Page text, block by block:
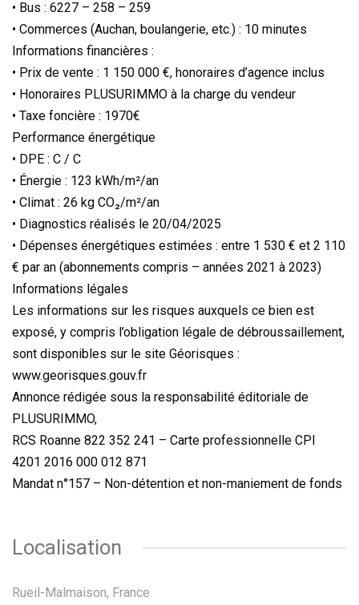
• Bus : 6227 – 258 – 259
• Commerces (Auchan, boulangerie, etc.) : 10 minutes
Informations financières :
• Prix de vente : 1 150 000 €, honoraires d’agence inclus
• Honoraires PLUSURIMMO à la charge du vendeur
• Taxe foncière : 1970€
Performance énergétique
• DPE : C / C
• Énergie : 123 kWh/m²/an
• Climat : 26 kg CO₂/m²/an
• Diagnostics réalisés le 20/04/2025
• Dépenses énergétiques estimées : entre 1 530 € et 2 110
€ par an (abonnements compris – années 2021 à 2023)
Informations légales
Les informations sur les risques auxquels ce bien est
exposé, y compris l’obligation légale de débroussaillement,
sont disponibles sur le site Géorisques :
www.georisques.gouv.fr
Annonce rédigée sous la responsabilité éditoriale de
PLUSURIMMO,
RCS Roanne 822 352 241 – Carte professionnelle CPI
4201 2016 000 012 871
Mandat n°157 – Non-détention et non-maniement de fonds
Localisation
Rueil-Malmaison, France